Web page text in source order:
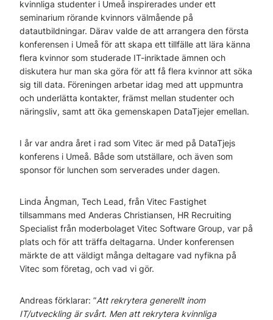
kvinnliga studenter i Umeå inspirerades under ett
seminarium rörande kvinnors välmående på
datautbildningar. Därav valde de att arrangera den första
konferensen i Umeå för att skapa ett tillfälle att lära känna
flera kvinnor som studerade IT-inriktade ämnen och
diskutera hur man ska göra för att få flera kvinnor att söka
sig till data. Föreningen arbetar idag med att uppmuntra
och underlätta kontakter, främst mellan studenter och
näringsliv, samt att öka gemenskapen DataTjejer emellan.
I år var andra året i rad som Vitec är med på DataTjejs
konferens i Umeå. Både som utställare, och även som
sponsor för lunchen som serverades under dagen.
Linda Ångman, Tech Lead, från Vitec Fastighet
tillsammans med Anderas Christiansen, HR Recruiting
Specialist från moderbolaget Vitec Software Group, var på
plats och för att träffa deltagarna. Under konferensen
märkte de att väldigt många deltagare vad nyfikna på
Vitec som företag, och vad vi gör.
Andreas förklarar: ”Att rekrytera generellt inom
IT/utveckling är svårt. Men att rekrytera kvinnliga